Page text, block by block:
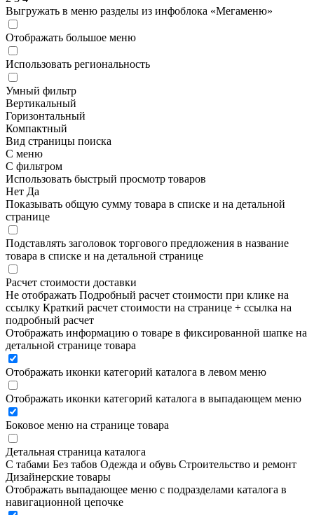
Выгружать в меню разделы из инфоблока «Мегаменю»
Отображать большое меню
Использовать региональность
Умный фильтр
Вертикальный
Горизонтальный
Компактный
Вид страницы поиска
С меню
С фильтром
Использовать быстрый просмотр товаров
Нет Да
Показывать общую сумму товара в списке и на детальной
странице
Подставлять заголовок торгового предложения в название
товара в списке и на детальной странице
Расчет стоимости доставки
Не отображать Подробный расчет стоимости при клике на
ссылку Краткий расчет стоимости на странице + ссылка на
подробный расчет
Отображать информацию о товаре в фиксированной шапке на
детальной странице товара
Отображать иконки категорий каталога в левом меню
Отображать иконки категорий каталога в выпадающем меню
Боковое меню на странице товара
Детальная страница каталога
С табами Без табов Одежда и обувь Строительство и ремонт
Дизайнерские товары
Отображать выпадающее меню с подразделами каталога в
навигационной цепочке